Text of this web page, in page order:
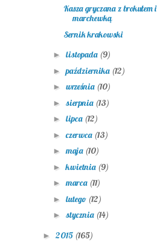
Kasza gryczana z brokułem i
marchewką
Sernik krakowski
► listopada (9)
►października (12)
► września (10)
► sierpnia (13)
► lipca (12)
►czerwca (13)
►maja (10)
►kwietnia (9)
►marca (11)
► lutego (12)
► stycznia (14)
► 2015 (165)